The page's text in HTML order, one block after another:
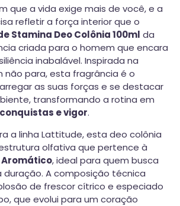
que a vida exige mais de você, e a
refletir a força interior que o
Stamina Deo Colônia 100ml da
criada para o homem que encara
inabalável. Inspirada na
não para, esta fragrância é o
as suas forças e se destacar
transformando a rotina em
conquistas e vigor.
a linha Lattitude, esta deo colônia
olfativa que pertence à
Aromático, ideal para quem busca
duração. A composição técnica
de frescor cítrico e especiado
que evolui para um coração